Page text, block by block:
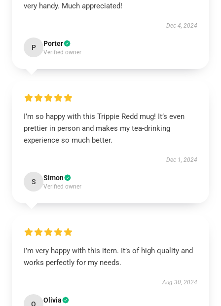
very handy. Much appreciated!
Dec 4, 2024
P Porter
Verified owner
I’m so happy with this Trippie Redd mug! It’s even
prettier in person and makes my tea-drinking
experience so much better.
Dec 1, 2024
S Simon
Verified owner
I’m very happy with this item. It’s of high quality and
works perfectly for my needs.
Aug 30, 2024
O Olivia